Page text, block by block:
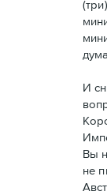
И
Вы
не